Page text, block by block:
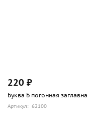
220 ₽
Буква Б погонная
Артикул: 62100